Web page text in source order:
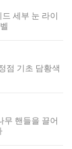
세부 눈 라이
점 기초 담황색
무 핸들을 끌어